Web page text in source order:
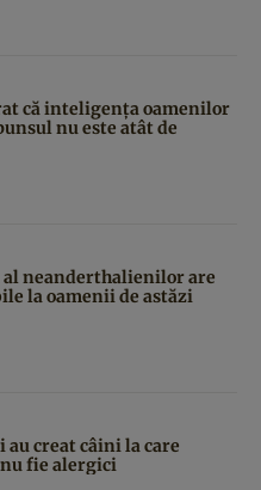
că inteligența oamenilor
nu este atât de
al neanderthalienilor are
la oamenii de astăzi
au creat câini la care
fie alergici